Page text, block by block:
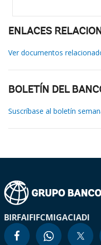
ENLACES
Ver documentos
BOLETÍN DEL
Suscríbase al boletín
BIRFAIFIFCMIGACIADI